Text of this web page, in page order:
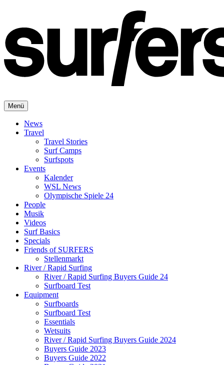
Menü
News
Travel
Travel Stories
Surf Camps
Surfspots
Events
Kalender
WSL News
Olympische Spiele 24
People
Musik
Videos
Surf Basics
Specials
Friends of SURFERS
Stellenmarkt
River / Rapid Surfing
River / Rapid Surfing Buyers Guide 24
Surfboard Test
Equipment
Surfboards
Surfboard Test
Essentials
Wetsuits
River / Rapid Surfing Buyers Guide 2024
Buyers Guide 2023
Buyers Guide 2022